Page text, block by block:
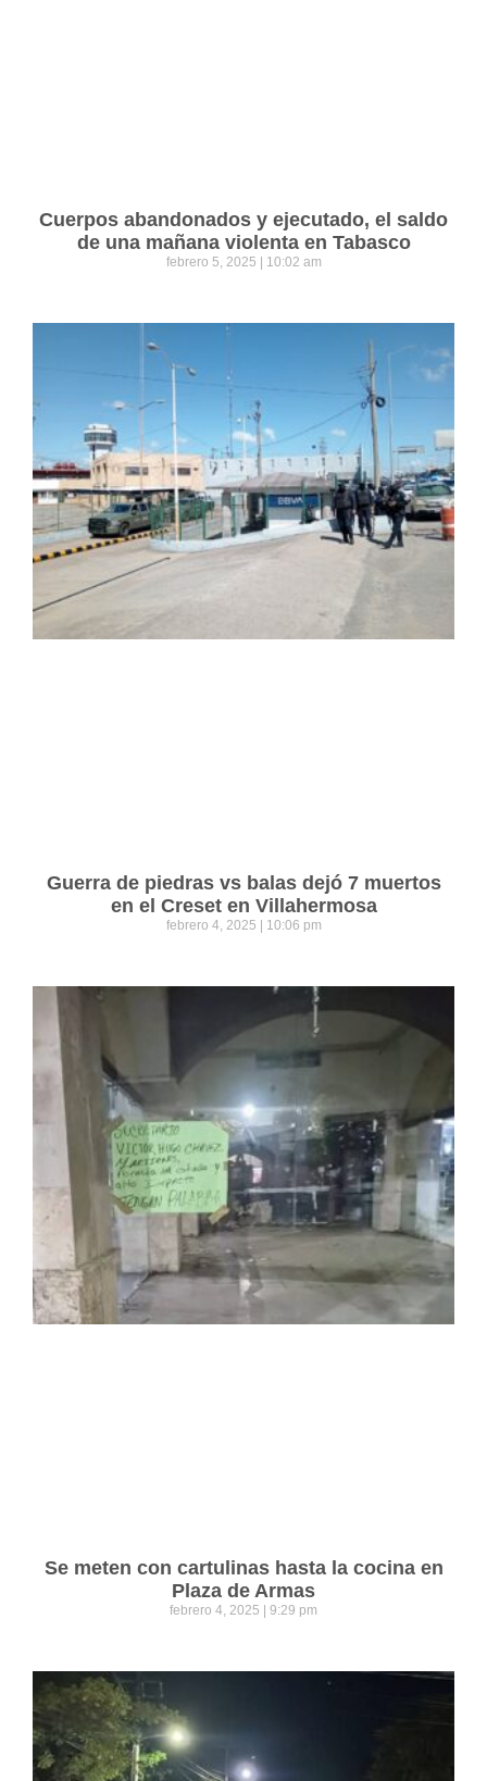
Cuerpos abandonados y ejecutado, el saldo
de una mañana violenta en Tabasco
febrero 5, 2025 10:02 am
Guerra de piedras vs balas dejó 7 muertos
en el Creset en Villahermosa
febrero 4, 2025 10:06 pm
Se meten con cartulinas hasta la cocina en
Plaza de Armas
febrero 4, 2025 9:29 pm